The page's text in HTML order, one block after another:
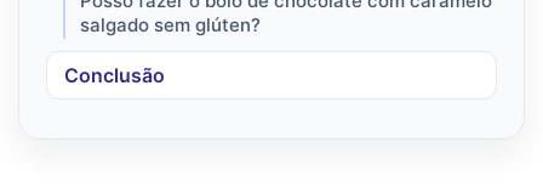
salgado sem glúten?
Conclusão